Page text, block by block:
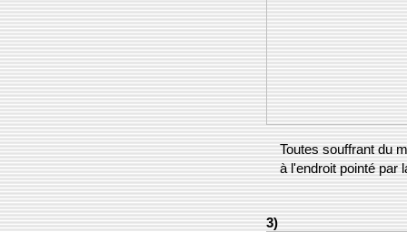
Toutes souffrant du
à l'endroit pointé par
3)